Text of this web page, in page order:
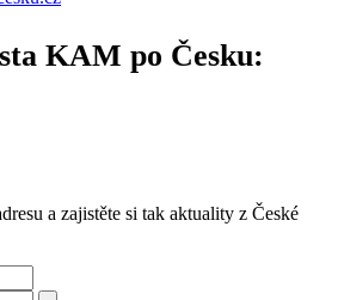
KAM po Česku:
a zajistěte si tak aktuality z České